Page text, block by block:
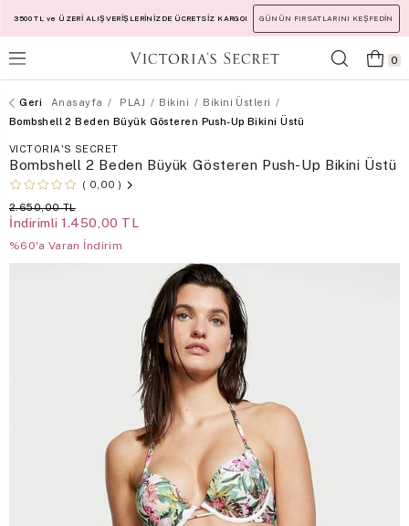
3500 TL ve ÜZERİ ALIŞVERİŞLERİNİZDE ÜCRETSİZ KARGO! GÜNÜN FIRSATLARINI KEŞFEDİN
0
Anasayfa PLAJ Bikini
Bikini Üstleri
Bombshell 2 Beden Büyük Gösteren Push-Up Bikini Üstü
VICTORIA'S SECRET
Bombshell 2 Beden Büyük Gösteren Push-Up Bikini Üstü
0,00
2.650,00 TL
İndirimli 1.450,00 TL
%60'a Varan İndirim